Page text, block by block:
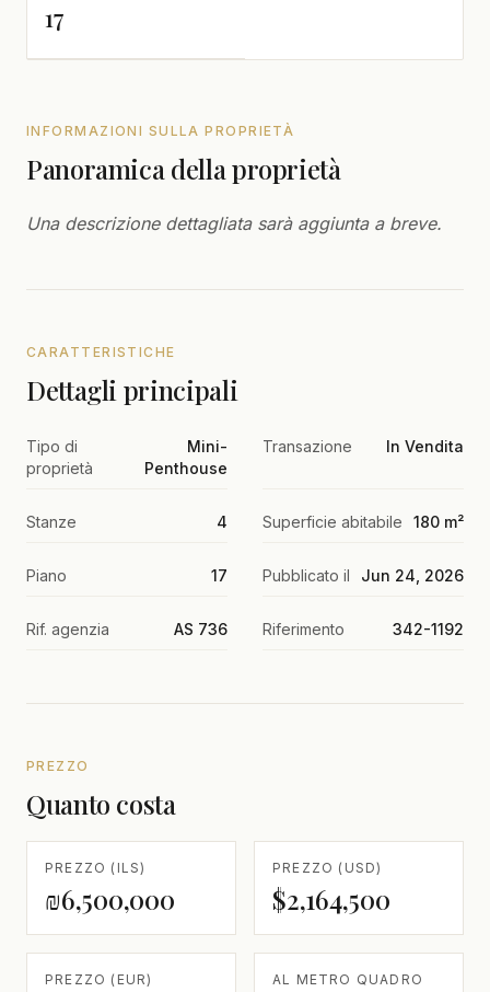
17
INFORMAZIONI SULLA PROPRIETÀ
Panoramica della proprietà
Una descrizione dettagliata sarà aggiunta a breve.
CARATTERISTICHE
Dettagli principali
Tipo di
proprietà
Mini-
Penthouse
Transazione In Vendita
Stanze 4 Superficie abitabile 180 m²
Piano 17 Pubblicato il Jun 24, 2026
Rif. agenzia AS 736 Riferimento 342-1192
PREZZO
Quanto costa
PREZZO (ILS)
₪6,500,000
PREZZO (USD)
$2,164,500
PREZZO (EUR) AL METRO QUADRO